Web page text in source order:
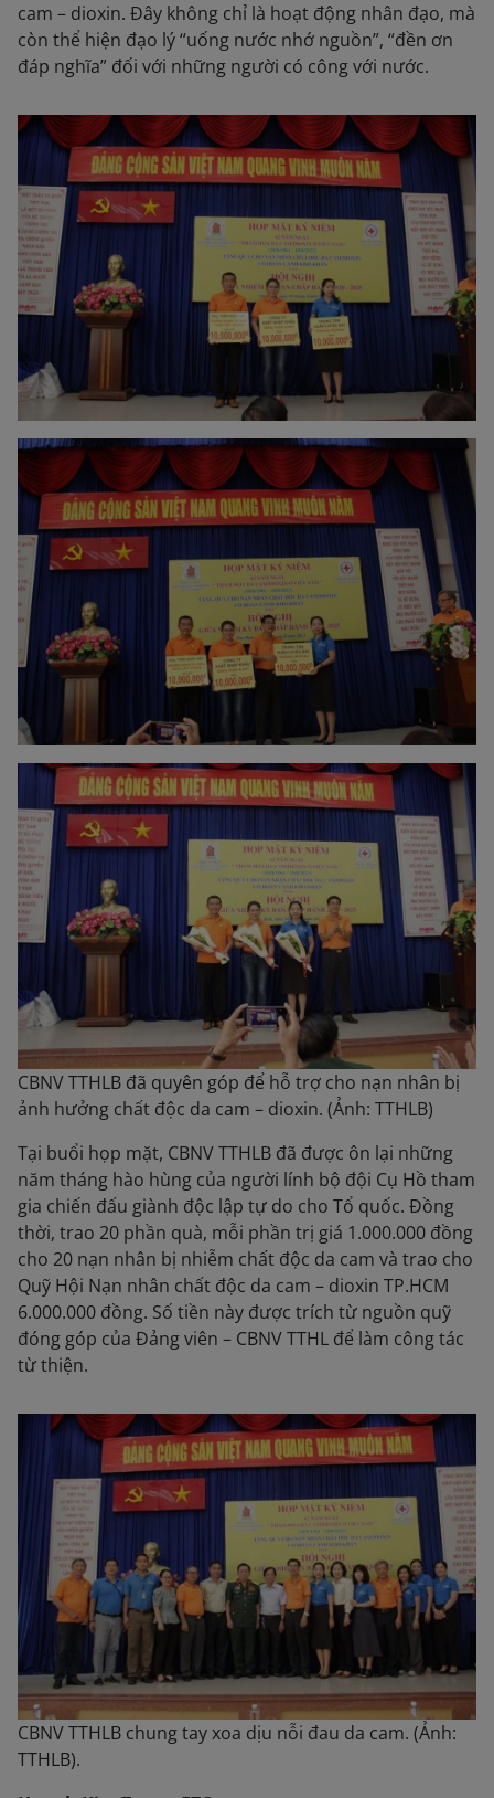
cam – dioxin. Đây không chỉ là hoạt động nhân đạo, mà
còn thể hiện đạo lý “uống nước nhớ nguồn”, “đền ơn
đáp nghĩa” đối với những người có công với nước.
CBNV TTHLB đã quyên góp để hỗ trợ cho nạn nhân bị
ảnh hưởng chất độc da cam – dioxin. (Ảnh: TTHLB)
Tại buổi họp mặt, CBNV TTHLB đã được ôn lại những
năm tháng hào hùng của người lính bộ đội Cụ Hồ tham
gia chiến đấu giành độc lập tự do cho Tổ quốc. Đồng
thời, trao 20 phần quà, mỗi phần trị giá 1.000.000 đồng
cho 20 nạn nhân bị nhiễm chất độc da cam và trao cho
Quỹ Hội Nạn nhân chất độc da cam – dioxin TP.HCM
6.000.000 đồng. Số tiền này được trích từ nguồn quỹ
đóng góp của Đảng viên – CBNV TTHL để làm công tác
từ thiện.
CBNV TTHLB chung tay xoa dịu nỗi đau da cam. (Ảnh:
TTHLB).